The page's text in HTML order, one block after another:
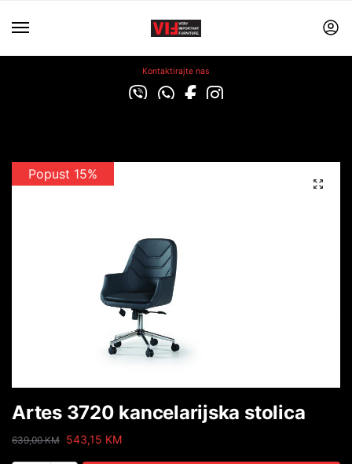
Kontaktirajte nas
Popust 15%
Artes 3720 kancelarijska stolica
639,00KM 543,15 KM